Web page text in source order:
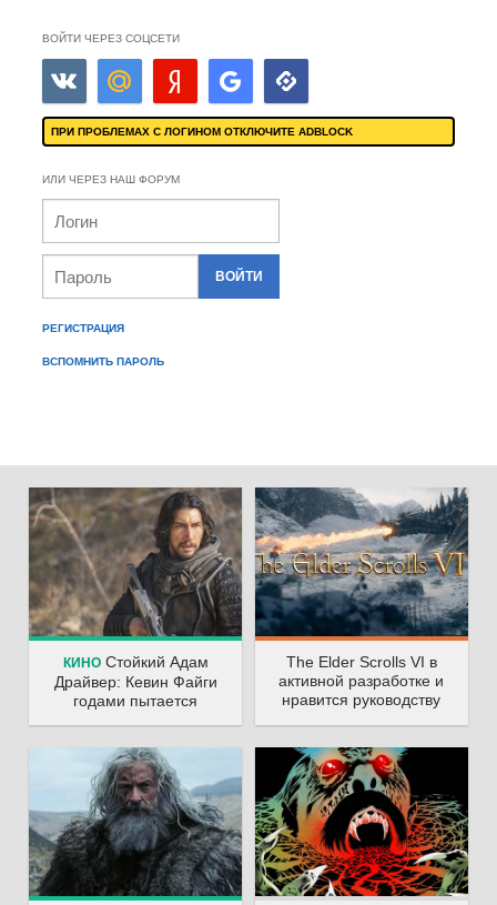
ВОЙТИ ЧЕРЕЗ СОЦСЕТИ
ПРИ ПРОБЛЕМАХ С ЛОГИНОМ ОТКЛЮЧИТЕ ADBLOCK
ИЛИ ЧЕРЕЗ НАШ ФОРУМ
РЕГИСТРАЦИЯ
ВСПОМНИТЬ ПАРОЛЬ
КИНОСтойкий Адам
Драйвер: Кевин Файги
годами пытается
The Elder Scrolls VI в
активной разработке и
нравится руководству